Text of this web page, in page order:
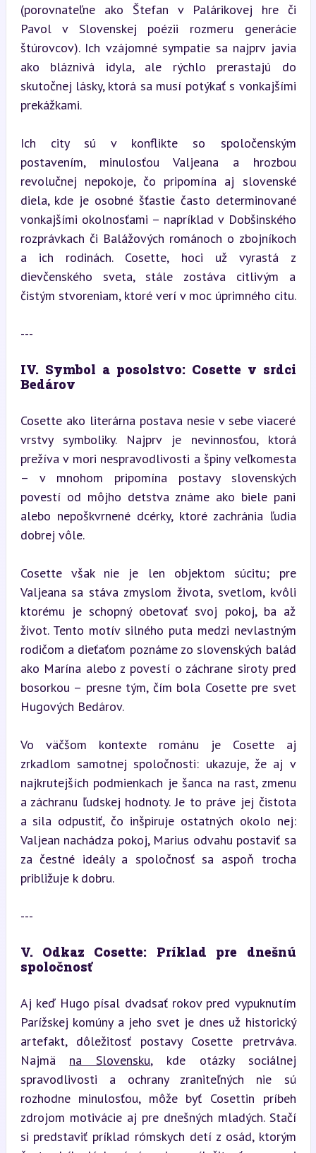
(porovnateľne ako Štefan v Palárikovej hre či
Pavol v Slovenskej poézii rozmeru generácie
štúrovcov). Ich vzájomné sympatie sa najprv javia
ako bláznivá idyla, ale rýchlo prerastajú do
skutočnej lásky, ktorá sa musí potýkať s vonkajšími
prekážkami.
Ich city sú v konflikte so spoločenským
postavením, minulosťou Valjeana a hrozbou
revolučnej nepokoje, čo pripomína aj slovenské
diela, kde je osobné šťastie často determinované
vonkajšími okolnosťami – napríklad v Dobšinského
rozprávkach či Balážových románoch o zbojníkoch
a ich rodinách. Cosette, hoci už vyrastá z
dievčenského sveta, stále zostáva citlivým a
čistým stvoreniam, ktoré verí v moc úprimného citu.
---
IV. Symbol a posolstvo: Cosette v srdci
Bedárov
Cosette ako literárna postava nesie v sebe viaceré
vrstvy symboliky. Najprv je nevinnosťou, ktorá
prežíva v mori nespravodlivosti a špiny veľkomesta
– v mnohom pripomína postavy slovenských
povestí od môjho detstva známe ako biele pani
alebo nepoškvrnené dcérky, ktoré zachránia ľudia
dobrej vôle.
Cosette však nie je len objektom súcitu; pre
Valjeana sa stáva zmyslom života, svetlom, kvôli
ktorému je schopný obetovať svoj pokoj, ba až
život. Tento motív silného puta medzi nevlastným
rodičom a dieťaťom poznáme zo slovenských balád
ako Marína alebo z povestí o záchrane siroty pred
bosorkou – presne tým, čím bola Cosette pre svet
Hugových Bedárov.
Vo väčšom kontexte románu je Cosette aj
zrkadlom samotnej spoločnosti: ukazuje, že aj v
najkrutejších podmienkach je šanca na rast, zmenu
a záchranu ľudskej hodnoty. Je to práve jej čistota
a sila odpustiť, čo inšpiruje ostatných okolo nej:
Valjean nachádza pokoj, Marius odvahu postaviť sa
za čestné ideály a spoločnosť sa aspoň trocha
približuje k dobru.
---
V. Odkaz Cosette: Príklad pre dnešnú
spoločnosť
Aj keď Hugo písal dvadsať rokov pred vypuknutím
Parížskej komúny a jeho svet je dnes už historický
artefakt, dôležitosť postavy Cosette pretrváva.
Najmä na Slovensku, kde otázky sociálnej
spravodlivosti a ochrany zraniteľných nie sú
rozhodne minulosťou, môže byť Cosettin príbeh
zdrojom motivácie aj pre dnešných mladých. Stačí
si predstaviť príklad rómskych detí z osád, ktorým